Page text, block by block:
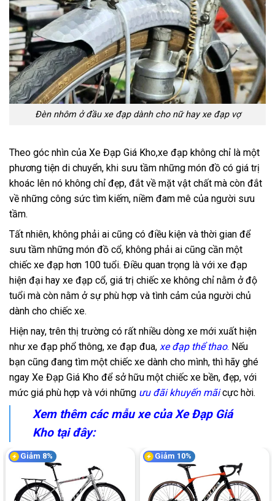
Đèn nhôm ở đầu xe đạp dành cho nữ hay xe đạp vợ
Theo góc nhìn của Xe Đạp Giá Kho,xe đạp không chỉ là một
phương tiện di chuyển, khi sưu tầm những món đồ có giá trị
khoác lên nó không chỉ đẹp, đắt về mặt vật chất mà còn đắt
về những công sức tìm kiếm, niềm đam mê của người sưu
tầm.
Tất nhiên, không phải ai cũng có điều kiện và thời gian để
sưu tầm những món đồ cổ, không phải ai cũng cần một
chiếc xe đạp hơn 100 tuổi. Điều quan trọng là với xe đạp
hiện đại hay xe đạp cổ, giá trị chiếc xe không chỉ nằm ở độ
tuổi mà còn nằm ở sự phù hợp và tình cảm của người chủ
dành cho chiếc xe.
Hiện nay, trên thị trường có rất nhiều dòng xe mới xuất hiện
như xe đạp phổ thông, xe đạp đua, xe đạp thể thao. Nếu
bạn cũng đang tìm một chiếc xe dành cho mình, thì hãy ghé
ngay Xe Đạp Giá Kho để sở hữu một chiếc xe bền, đẹp, với
mức giá phù hợp và với những ưu đãi khuyến mãi cực hời.
Xem thêm các mẫu xe của Xe Đạp Giá
Kho tại đây:
Giảm 8% Giảm 10%